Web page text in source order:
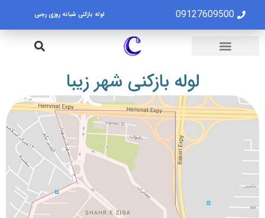
09127609500 لوله بازکنی شبانه روزی رجبی
لوله بازکنی شهر زیبا